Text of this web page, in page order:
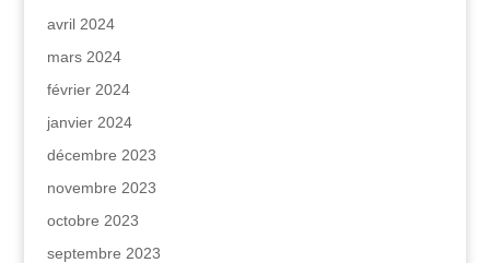
avril 2024
mars 2024
février 2024
janvier 2024
décembre 2023
novembre 2023
octobre 2023
septembre 2023